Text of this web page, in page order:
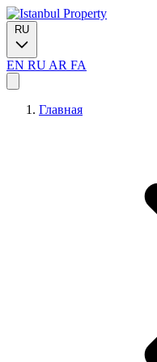
RU
EN RU AR FA
Главная